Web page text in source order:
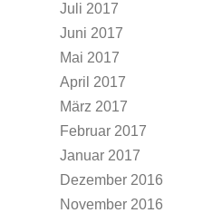
Juli 2017
Juni 2017
Mai 2017
April 2017
März 2017
Februar 2017
Januar 2017
Dezember 2016
November 2016